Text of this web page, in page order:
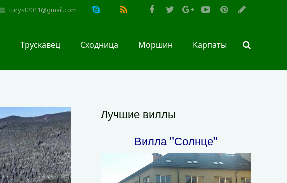
turyst2011@gmail.com
Трускавец Сходница Моршин Карпаты
Лучшие виллы
Вилла "Солнце"